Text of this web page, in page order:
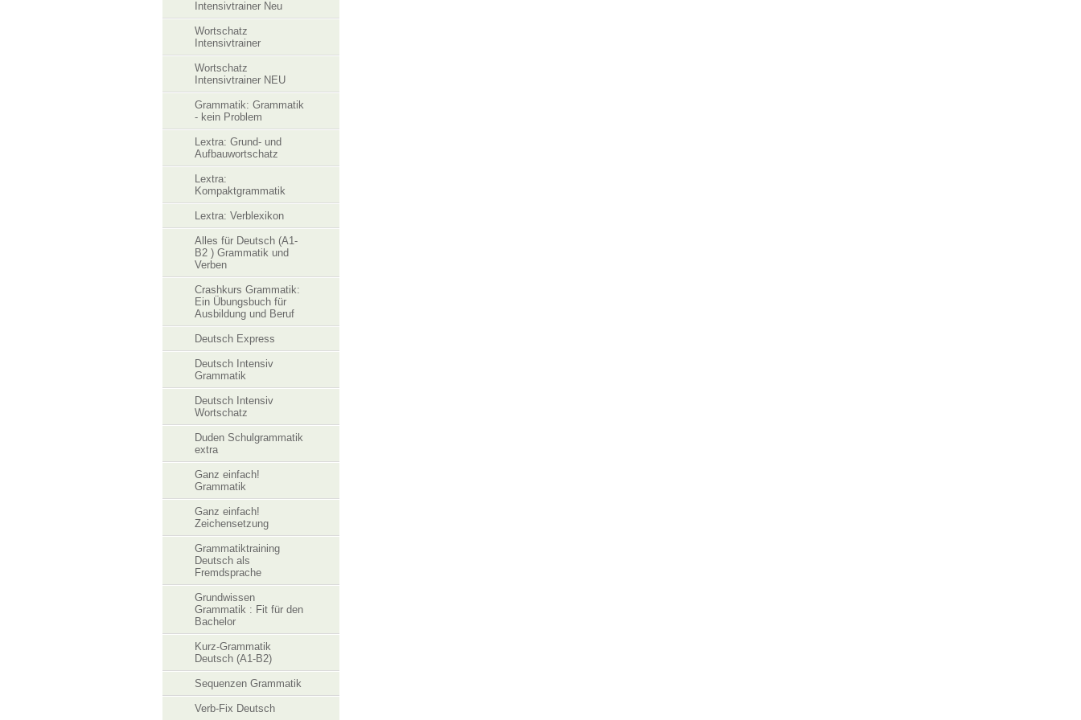
Intensivtrainer Neu
Wortschatz
Intensivtrainer
Wortschatz
Intensivtrainer NEU
Grammatik: Grammatik
- kein Problem
Lextra: Grund- und
Aufbauwortschatz
Lextra:
Kompaktgrammatik
Lextra: Verblexikon
Alles für Deutsch (A1-
B2 ) Grammatik und
Verben
Crashkurs Grammatik:
Ein Übungsbuch für
Ausbildung und Beruf
Deutsch Express
Deutsch Intensiv
Grammatik
Deutsch Intensiv
Wortschatz
Duden Schulgrammatik
extra
Ganz einfach!
Grammatik
Ganz einfach!
Zeichensetzung
Grammatiktraining
Deutsch als
Fremdsprache
Grundwissen
Grammatik : Fit für den
Bachelor
Kurz-Grammatik
Deutsch (A1-B2)
Sequenzen Grammatik
Verb-Fix Deutsch